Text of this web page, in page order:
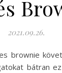
2021.09.26.
brownie
bátran